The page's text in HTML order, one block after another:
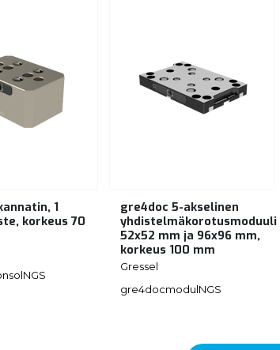
1
korkeus 70
gre4doc 5-akselinen
yhdistelmäkorotusmoduuli
52x52 mm ja 96x96 mm,
korkeus 100 mm
Gressel
gre4docmodulNGS